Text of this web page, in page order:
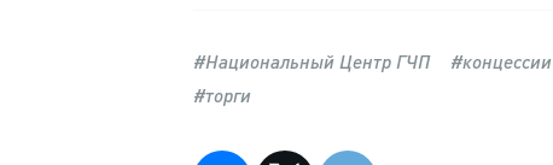
#Национальный Центр ГЧП #концессии
#торги